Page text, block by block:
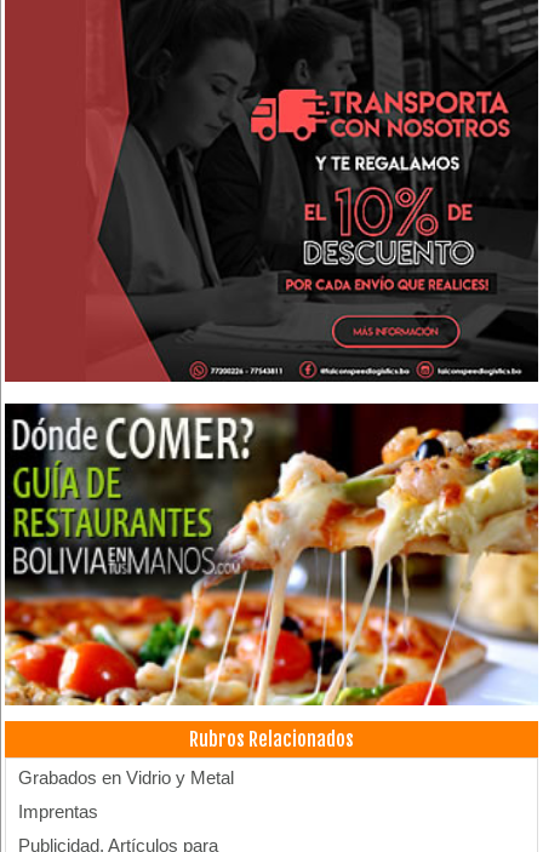
Rubros Relacionados
Grabados en Vidrio y Metal
Imprentas
Publicidad, Artículos para